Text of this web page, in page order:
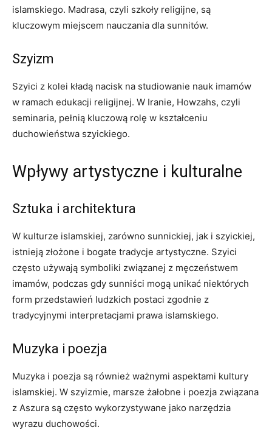
islamskiego. Madrasa, czyli szkoły religijne, są
kluczowym miejscem nauczania dla sunnitów.
Szyizm
Szyici z kolei kładą nacisk na studiowanie nauk imamów
w ramach edukacji religijnej. W Iranie, Howzahs, czyli
seminaria, pełnią kluczową rolę w kształceniu
duchowieństwa szyickiego.
Wpływy artystyczne i kulturalne
Sztuka i architektura
W kulturze islamskiej, zarówno sunnickiej, jak i szyickiej,
istnieją złożone i bogate tradycje artystyczne. Szyici
często używają symboliki związanej z męczeństwem
imamów, podczas gdy sunniści mogą unikać niektórych
form przedstawień ludzkich postaci zgodnie z
tradycyjnymi interpretacjami prawa islamskiego.
Muzyka i poezja
Muzyka i poezja są również ważnymi aspektami kultury
islamskiej. W szyizmie, marsze żałobne i poezja związana
z Aszura są często wykorzystywane jako narzędzia
wyrazu duchowości.